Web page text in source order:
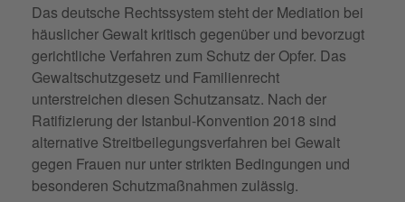
Das deutsche Rechtssystem steht der Mediation bei
häuslicher Gewalt kritisch gegenüber und bevorzugt
gerichtliche Verfahren zum Schutz der Opfer. Das
Gewaltschutzgesetz und Familienrecht
unterstreichen diesen Schutzansatz. Nach der
Ratifizierung der Istanbul-Konvention 2018 sind
alternative Streitbeilegungsverfahren bei Gewalt
gegen Frauen nur unter strikten Bedingungen und
besonderen Schutzmaßnahmen zulässig.